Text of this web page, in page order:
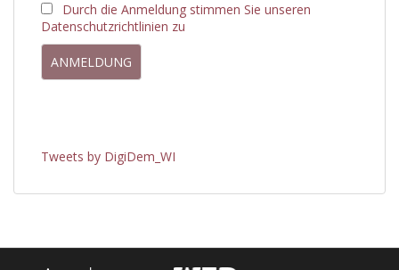
Durch die Anmeldung stimmen Sie unseren
Datenschutzrichtlinien zu
Tweets by DigiDem_WI